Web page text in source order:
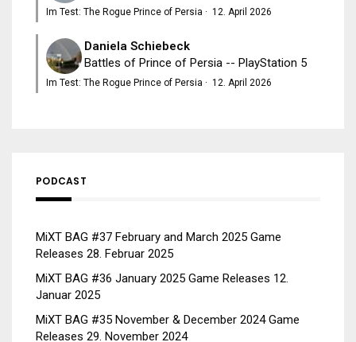
Im Test: The Rogue Prince of Persia · 12. April 2026
Daniela Schiebeck
Battles of Prince of Persia -- PlayStation 5
Im Test: The Rogue Prince of Persia · 12. April 2026
PODCAST
MiXT BAG #37 February and March 2025 Game
Releases 28. Februar 2025
MiXT BAG #36 January 2025 Game Releases 12.
Januar 2025
MiXT BAG #35 November & December 2024 Game
Releases 29. November 2024